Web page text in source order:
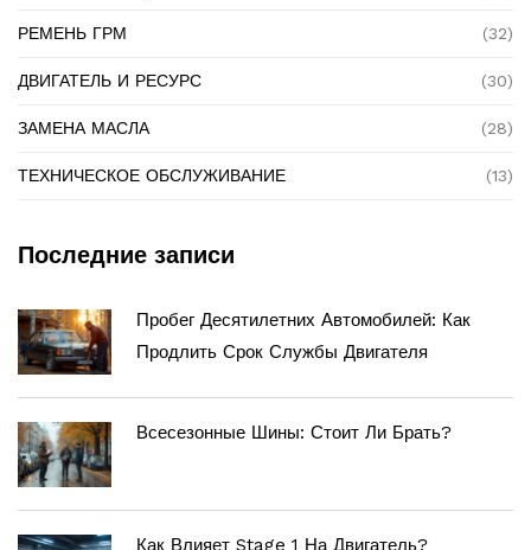
РЕМЕНЬ ГРМ (32)
ДВИГАТЕЛЬ И РЕСУРС (30)
ЗАМЕНА МАСЛА (28)
ТЕХНИЧЕСКОЕ ОБСЛУЖИВАНИЕ (13)
Последние записи
Пробег Десятилетних Автомобилей: Как
Продлить Срок Службы Двигателя
Всесезонные Шины: Стоит Ли Брать?
Как Влияет Stage 1 На Двигатель?